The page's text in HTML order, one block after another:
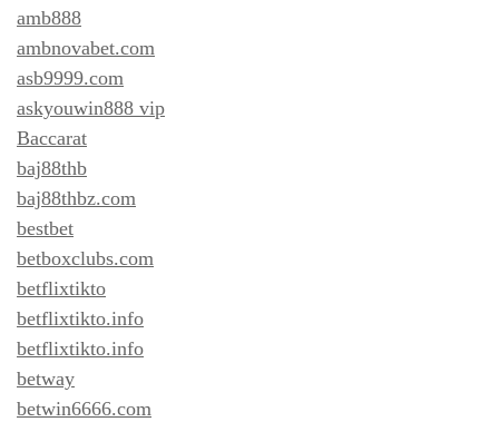
amb888
ambnovabet.com
asb9999.com
askyouwin888 vip
Baccarat
baj88thb
baj88thbz.com
bestbet
betboxclubs.com
betflixtikto
betflixtikto.info
betflixtikto.info
betway
betwin6666.com